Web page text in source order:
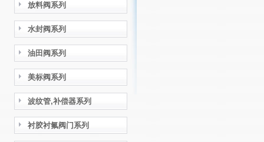
放料阀系列
水封阀系列
油田阀系列
美标阀系列
波纹管,补偿器系列
衬胶衬氟阀门系列